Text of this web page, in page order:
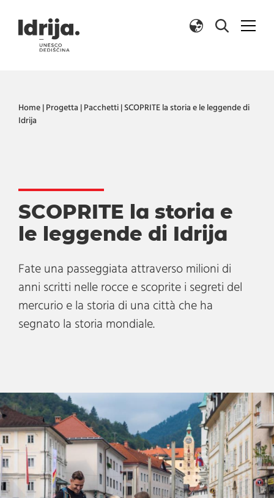
Home Progetta Pacchetti SCOPRITE la storia e le leggende di
Idrija
SCOPRITE la storia e
le leggende di Idrija
Fate una passeggiata attraverso milioni di
anni scritti nelle rocce e scoprite i segreti del
mercurio e la storia di una città che ha
segnato la storia mondiale.